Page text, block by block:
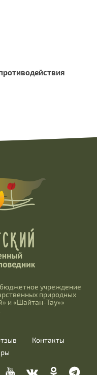
учреждение
природных
и «Шайтан-Тау»»
Контакты